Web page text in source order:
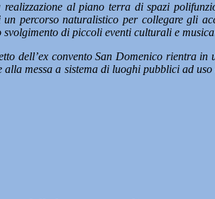
al piano terra di spazi
percorso naturalistico per collegare gli
svolgimento di piccoli eventi culturali e
dell’ex convento San Domenico rientra
messa a sistema di luoghi pubblici ad